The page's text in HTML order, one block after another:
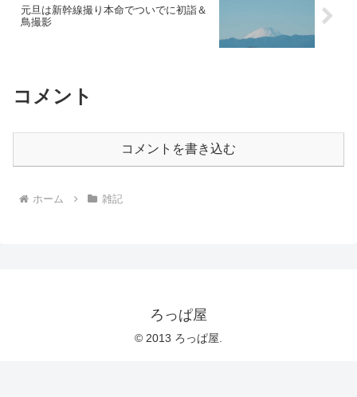
元旦は新幹線撮り本命でついでに初詣＆
鳥撮影
コメント
コメントを書き込む
ホーム 雑記
ろっぱ屋
© 2013 ろっぱ屋.